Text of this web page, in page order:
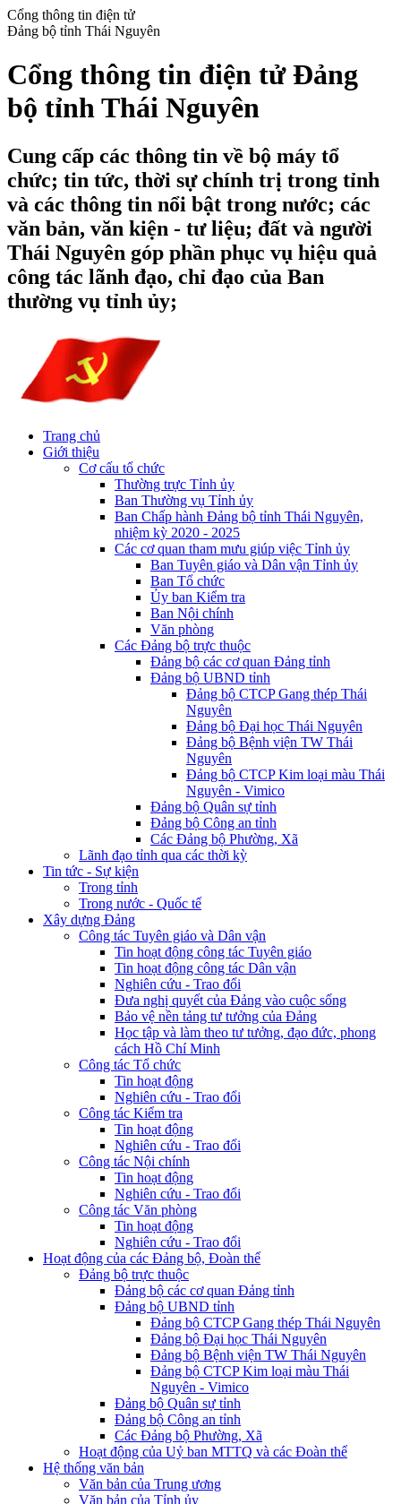
Cổng thông tin điện tử
Đảng bộ tỉnh Thái Nguyên
Cổng thông tin điện tử Đảng
bộ tỉnh Thái Nguyên
Cung cấp các thông tin về bộ máy tổ
chức; tin tức, thời sự chính trị trong tỉnh
và các thông tin nổi bật trong nước; các
văn bản, văn kiện - tư liệu; đất và người
Thái Nguyên góp phần phục vụ hiệu quả
công tác lãnh đạo, chỉ đạo của Ban
thường vụ tỉnh ủy;
Trang chủ
Giới thiệu
Cơ cấu tổ chức
Thường trực Tỉnh ủy
Ban Thường vụ Tỉnh ủy
Ban Chấp hành Đảng bộ tỉnh Thái Nguyên,
nhiệm kỳ 2020 - 2025
Các cơ quan tham mưu giúp việc Tỉnh ủy
Ban Tuyên giáo và Dân vận Tỉnh ủy
Ban Tổ chức
Ủy ban Kiểm tra
Ban Nội chính
Văn phòng
Các Đảng bộ trực thuộc
Đảng bộ các cơ quan Đảng tỉnh
Đảng bộ UBND tỉnh
Đảng bộ CTCP Gang thép Thái
Nguyên
Đảng bộ Đại học Thái Nguyên
Đảng bộ Bệnh viện TW Thái
Nguyên
Đảng bộ CTCP Kim loại màu Thái
Nguyên - Vimico
Đảng bộ Quân sự tỉnh
Đảng bộ Công an tỉnh
Các Đảng bộ Phường, Xã
Lãnh đạo tỉnh qua các thời kỳ
Tin tức - Sự kiện
Trong tỉnh
Trong nước - Quốc tế
Xây dựng Đảng
Công tác Tuyên giáo và Dân vận
Tin hoạt động công tác Tuyên giáo
Tin hoạt động công tác Dân vận
Nghiên cứu - Trao đổi
Đưa nghị quyết của Đảng vào cuộc sống
Bảo vệ nền tảng tư tưởng của Đảng
Học tập và làm theo tư tưởng, đạo đức, phong
cách Hồ Chí Minh
Công tác Tổ chức
Tin hoạt động
Nghiên cứu - Trao đổi
Công tác Kiểm tra
Tin hoạt động
Nghiên cứu - Trao đổi
Công tác Nội chính
Tin hoạt động
Nghiên cứu - Trao đổi
Công tác Văn phòng
Tin hoạt động
Nghiên cứu - Trao đổi
Hoạt động của các Đảng bộ, Đoàn thể
Đảng bộ trực thuộc
Đảng bộ các cơ quan Đảng tỉnh
Đảng bộ UBND tỉnh
Đảng bộ CTCP Gang thép Thái Nguyên
Đảng bộ Đại học Thái Nguyên
Đảng bộ Bệnh viện TW Thái Nguyên
Đảng bộ CTCP Kim loại màu Thái
Nguyên - Vimico
Đảng bộ Quân sự tỉnh
Đảng bộ Công an tỉnh
Các Đảng bộ Phường, Xã
Hoạt động của Uỷ ban MTTQ và các Đoàn thể
Hệ thống văn bản
Văn bản của Trung ương
Văn bản của Tỉnh ủy